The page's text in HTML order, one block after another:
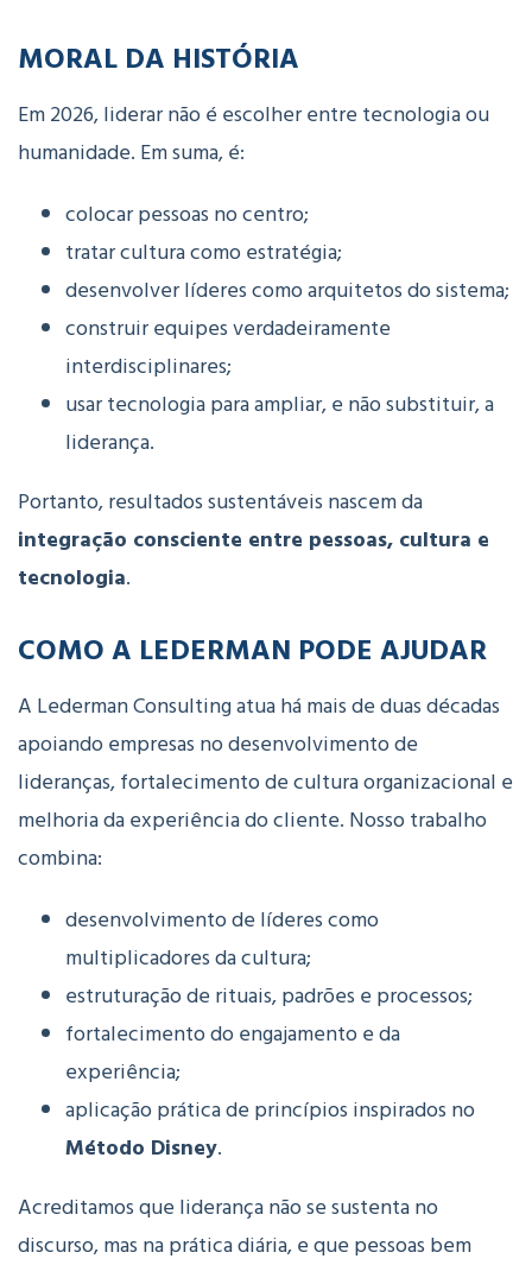
MORAL DA HISTÓRIA
Em 2026, liderar não é escolher entre tecnologia ou
humanidade. Em suma, é:
colocar pessoas no centro;
tratar cultura como estratégia;
desenvolver líderes como arquitetos do sistema;
construir equipes verdadeiramente
interdisciplinares;
usar tecnologia para ampliar, e não substituir, a
liderança.
Portanto, resultados sustentáveis nascem da
integração consciente entre pessoas, cultura e
tecnologia.
COMO A LEDERMAN PODE AJUDAR
A Lederman Consulting atua há mais de duas décadas
apoiando empresas no desenvolvimento de
lideranças, fortalecimento de cultura organizacional e
melhoria da experiência do cliente. Nosso trabalho
combina:
desenvolvimento de líderes como
multiplicadores da cultura;
estruturação de rituais, padrões e processos;
fortalecimento do engajamento e da
experiência;
aplicação prática de princípios inspirados no
Método Disney.
Acreditamos que liderança não se sustenta no
discurso, mas na prática diária, e que pessoas bem